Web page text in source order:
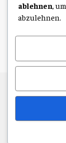
©
ablehnen,
abzulehnen.